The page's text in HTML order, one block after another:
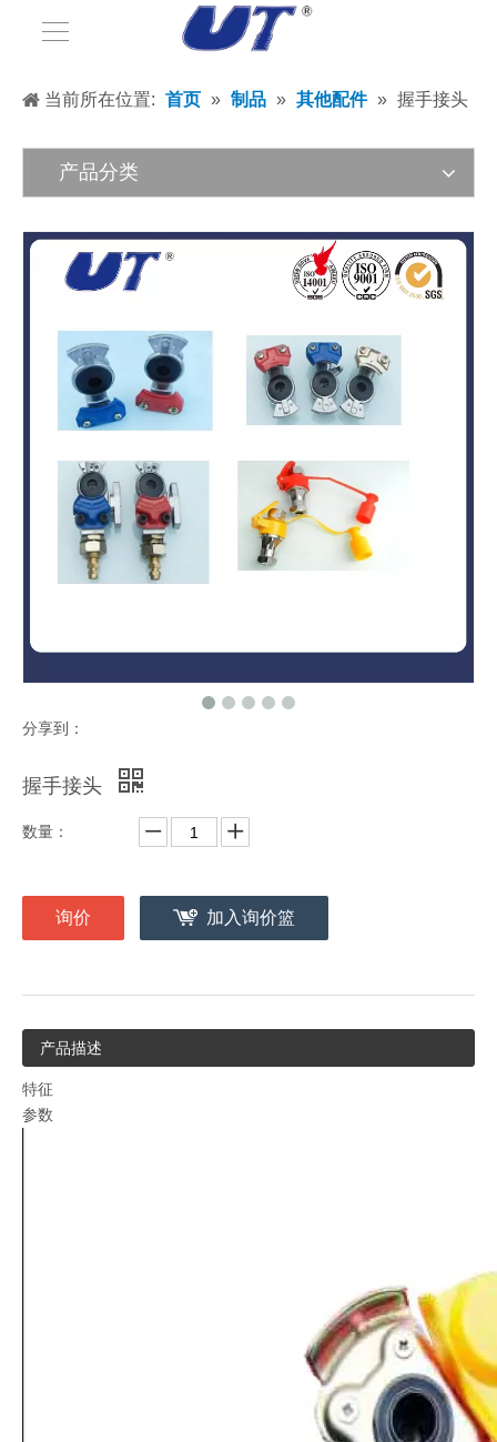
当前所在位置: 首页 » 制品 » 其他配件 » 握手接头
产品分类
分享到：
握手接头
数量：
询价 加入询价篮
产品描述
特征
参数